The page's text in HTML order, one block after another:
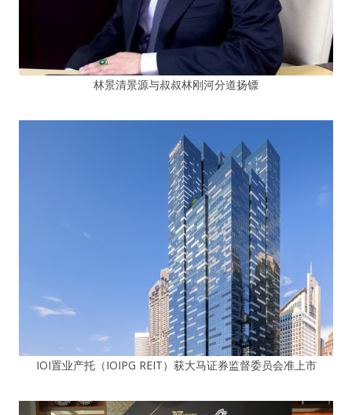
林景清景源与叔叔林刚河分道扬镖
IOI置业产托（IOIPG REIT）获大马证券监督委员会准上市